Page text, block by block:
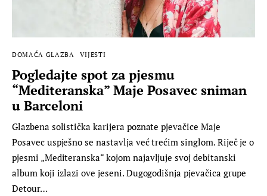
DOMAĆA GLAZBA VIJESTI
Pogledajte spot za pjesmu
“Mediteranska” Maje Posavec sniman
u Barceloni
Glazbena solistička karijera poznate pjevačice Maje
Posavec uspješno se nastavlja već trećim singlom. Riječ je o
pjesmi „Mediteranska“ kojom najavljuje svoj debitanski
album koji izlazi ove jeseni. Dugogodišnja pjevačica grupe
Detour…